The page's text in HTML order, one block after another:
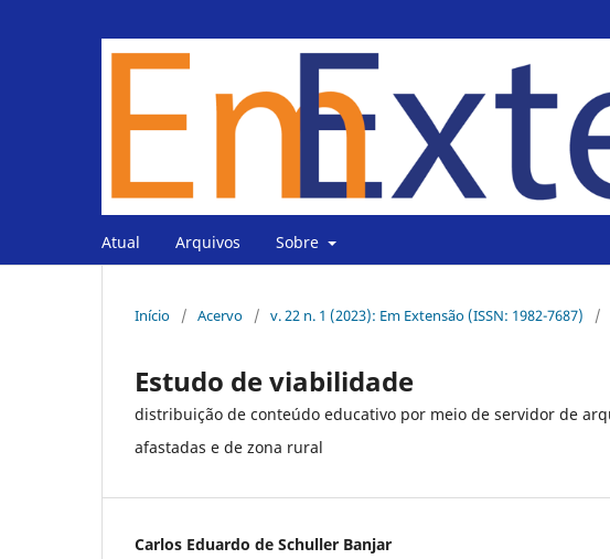
Atual Arquivos Sobre
Início / Acervo / v. 22 n. 1 (2023): Em Extensão (ISSN: 1982-7687) /
Estudo de viabilidade
distribuição de conteúdo educativo por meio de servidor de
afastadas e de zona rural
Carlos Eduardo de Schuller Banjar